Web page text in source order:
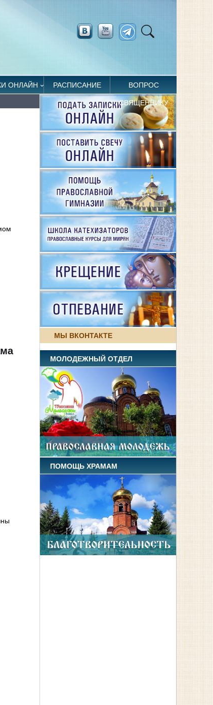
ОНЛАЙН РАСПИСАНИЕ ВОПРОС
СВЯЩЕННИКУ
МЫ ВКОНТАКТЕ
МОЛОДЕЖНЫЙ ОТДЕЛ
ПОМОЩЬ ХРАМАМ